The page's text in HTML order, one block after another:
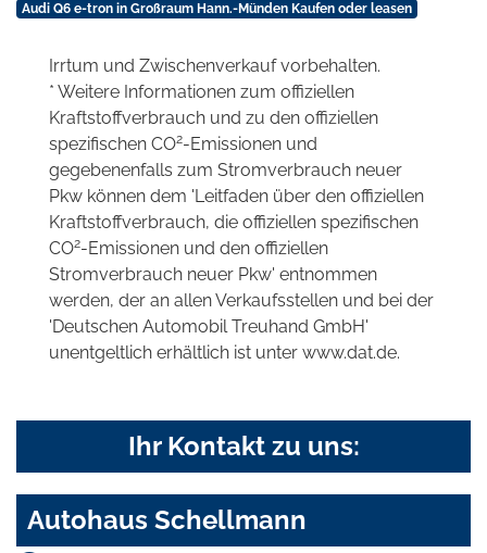
Audi Q6 e-tron in Großraum Hann.-Münden Kaufen oder leasen
Irrtum und Zwischenverkauf vorbehalten.
* Weitere Informationen zum offiziellen
Kraftstoffverbrauch und zu den offiziellen
spezifischen CO2-Emissionen und
gegebenenfalls zum Stromverbrauch neuer
Pkw können dem 'Leitfaden über den offiziellen
Kraftstoffverbrauch, die offiziellen spezifischen
CO2-Emissionen und den offiziellen
Stromverbrauch neuer Pkw' entnommen
werden, der an allen Verkaufsstellen und bei der
'Deutschen Automobil Treuhand GmbH'
unentgeltlich erhältlich ist unter www.dat.de.
Ihr Kontakt zu uns:
Autohaus Schellmann